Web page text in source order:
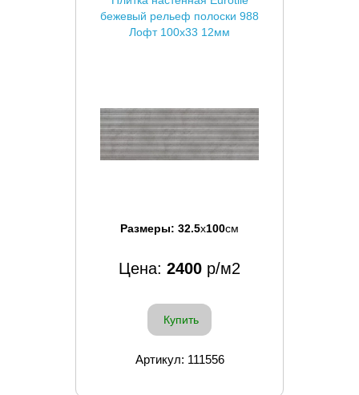
бежевый рельеф полоски 988
Лофт 100x33 12мм
Размеры: 32.5x100см
Цена: 2400 р/м2
Купить
Артикул: 111556